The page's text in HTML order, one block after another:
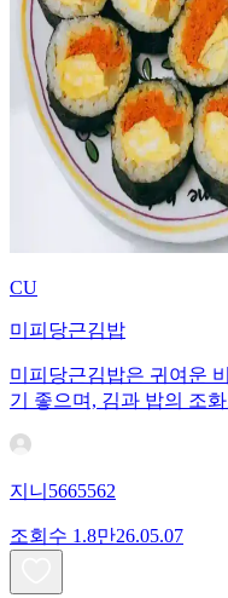
CU
미피당근김밥
미피당근김밥은 귀여운
기 좋으며, 김과 밥의 조
지니5665562
조회수 1.8만26.05.07